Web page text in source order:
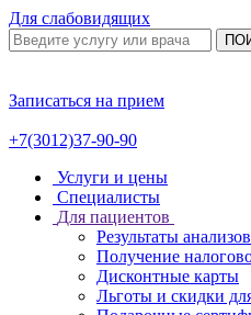
Для слабовидящих
Записаться на прием
+7(3012)37-90-90
Услуги и цены
Специалисты
Для пациентов
Результаты
Получение
Дисконтные карты
Льготы и скидки